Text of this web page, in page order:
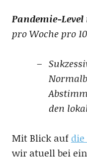
Pandemie-
pro Woche pro
den
Mit Blick auf
wir atuell bei